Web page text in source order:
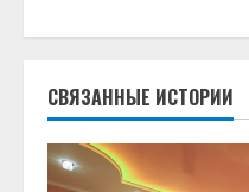
ж
и
СВЯЗАННЫЕ ИСТОРИИ